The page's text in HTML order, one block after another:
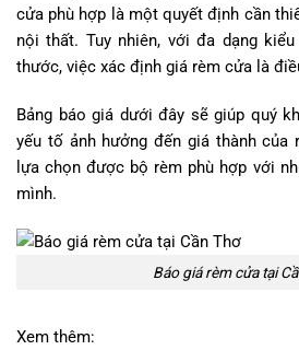
cửa phù hợp là một quyết định cần
nội thất. Tuy nhiên, với đa dạng
thước, việc xác định giá rèm cửa là
Bảng báo giá dưới đây sẽ giúp quý
yếu tố ảnh hưởng đến giá thành của
lựa chọn được bộ rèm phù hợp với
mình.
Báo giá rèm cửa tại
Xem thêm: